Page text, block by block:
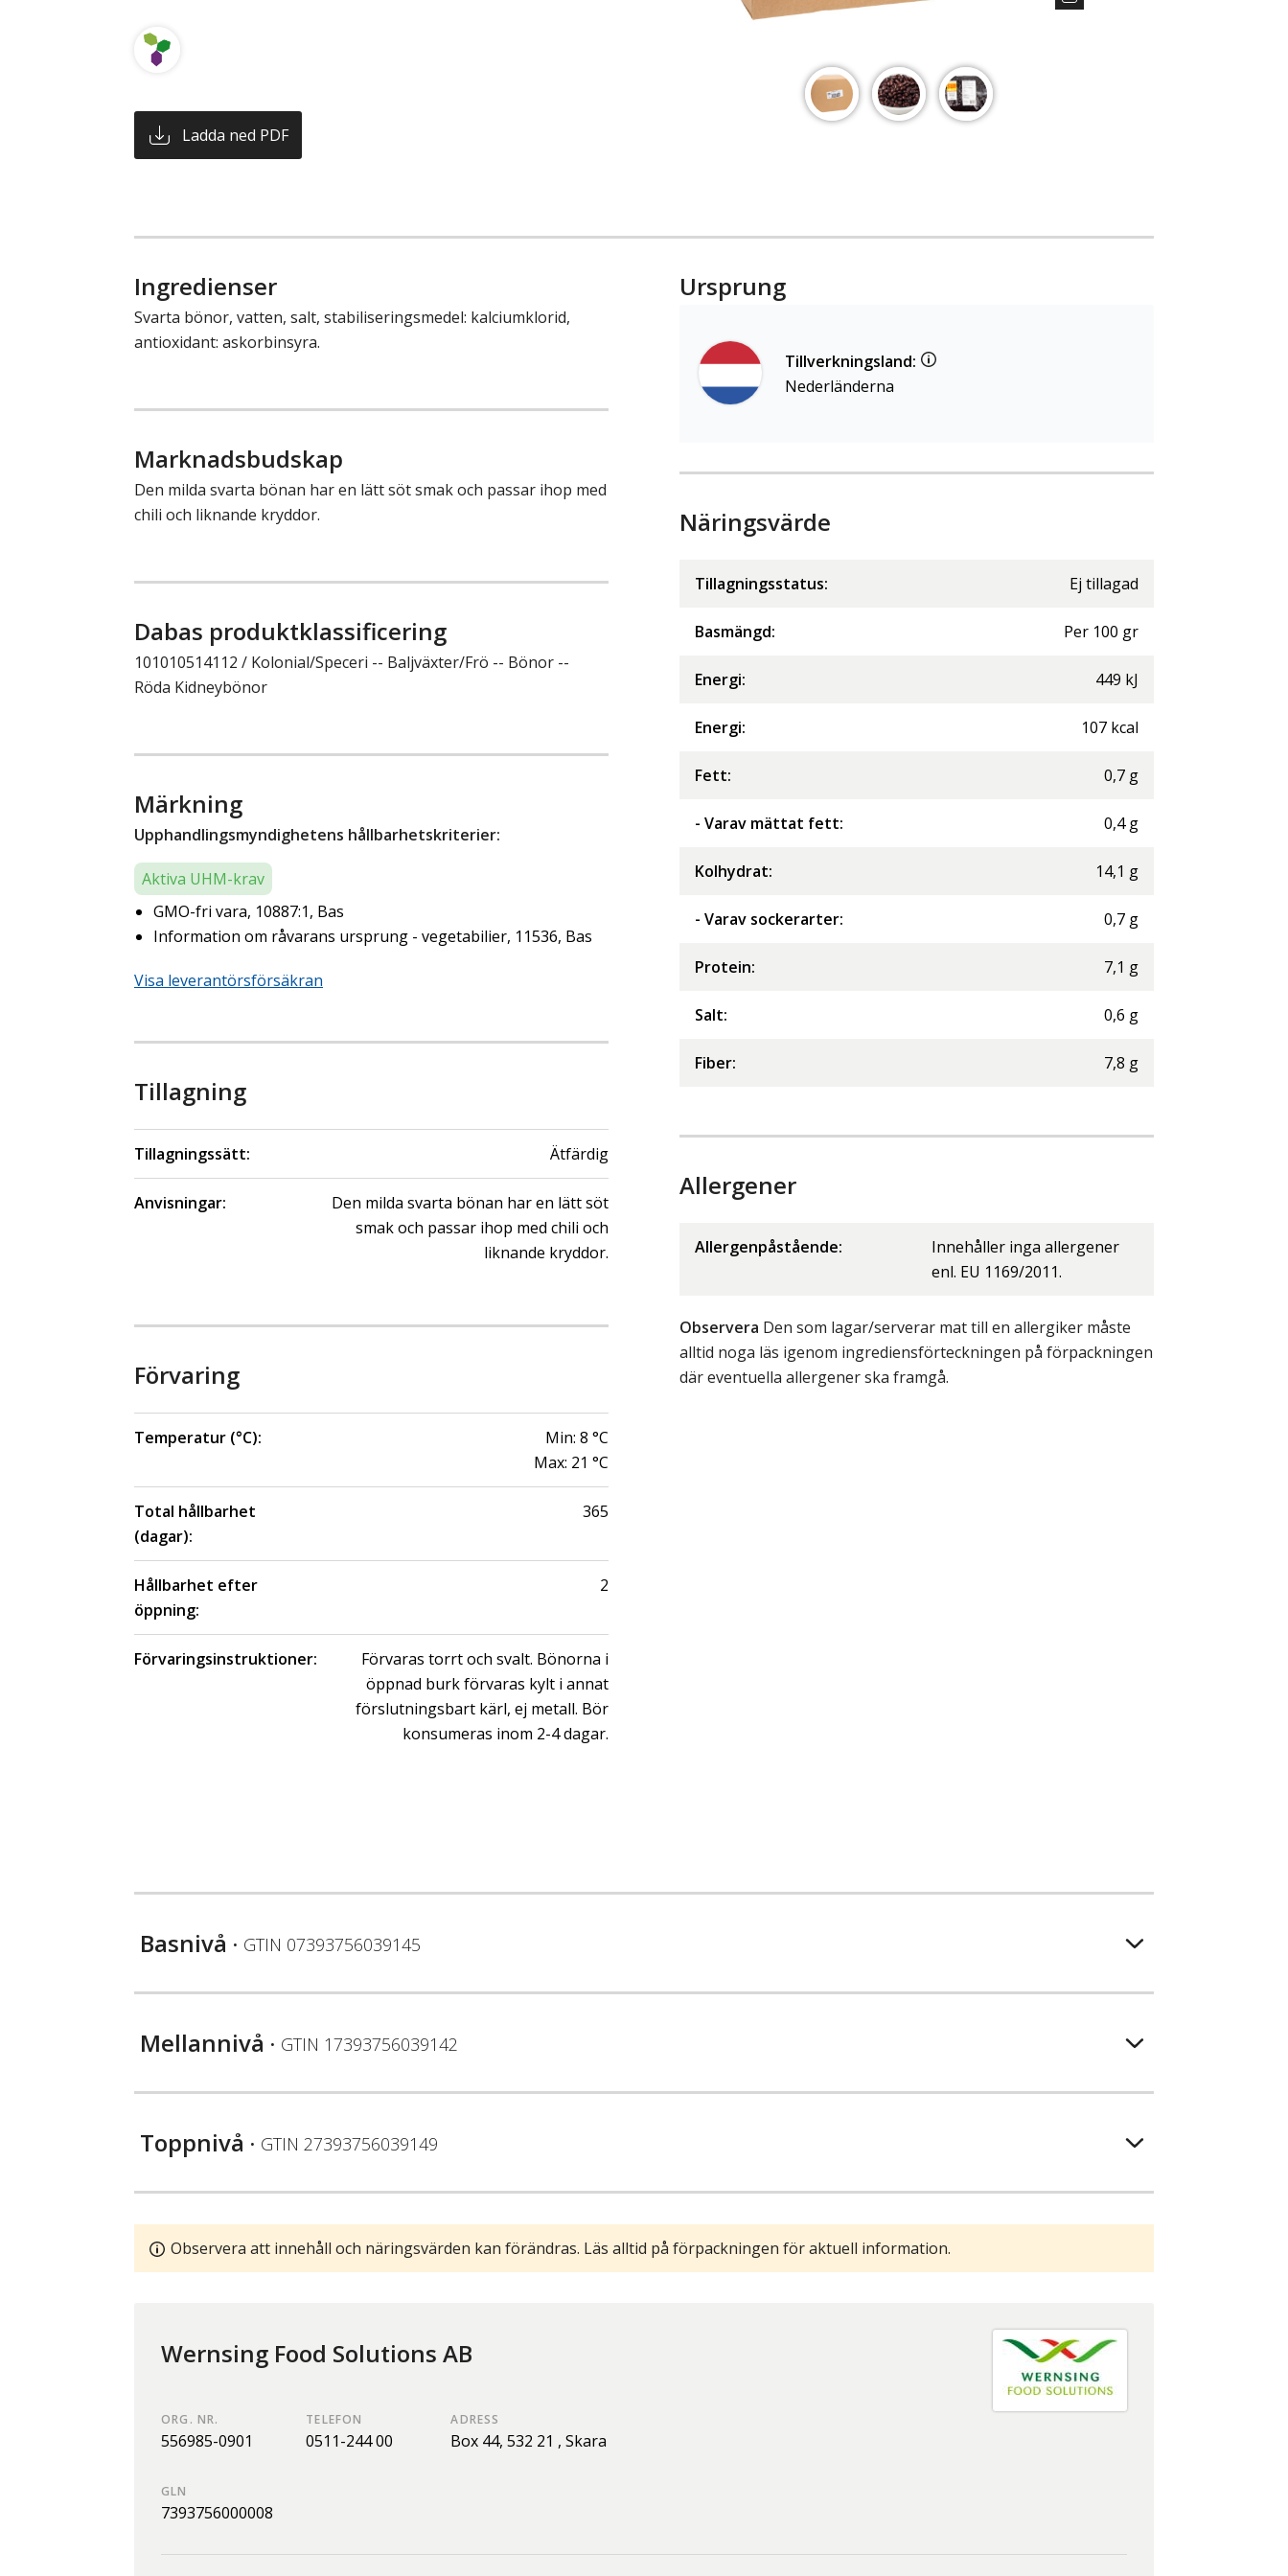
Ladda ned PDF
Ingredienser
Svarta bönor, vatten, salt, stabiliseringsmedel: kalciumklorid,
antioxidant: askorbinsyra.
Marknadsbudskap
Den milda svarta bönan har en lätt söt smak och passar ihop med
chili och liknande kryddor.
Dabas produktklassificering
101010514112 / Kolonial/Speceri -- Baljväxter/Frö -- Bönor --
Röda Kidneybönor
Märkning
Upphandlingsmyndighetens hållbarhetskriterier:
Aktiva UHM-krav
GMO-fri vara, 10887:1, Bas
Information om råvarans ursprung - vegetabilier, 11536, Bas
Visa leverantörsförsäkran
Tillagning
Tillagningssätt: Ätfärdig
Anvisningar:
Den milda svarta bönan har en lätt söt
smak och passar ihop med chili och
liknande kryddor.
Förvaring
Temperatur (°C): Min: 8 °C
Max: 21 °C
Total hållbarhet
(dagar):
365
Hållbarhet efter
öppning:
2
Förvaringsinstruktioner:
Förvaras torrt och svalt. Bönorna i
öppnad burk förvaras kylt i annat
förslutningsbart kärl, ej metall. Bör
konsumeras inom 2-4 dagar.
Ursprung
Tillverkningsland:
Nederländerna
Näringsvärde
Tillagningsstatus: Ej tillagad
Basmängd: Per 100 gr
Energi: 449 kJ
Energi: 107 kcal
Fett: 0,7 g
- Varav mättat fett: 0,4 g
Kolhydrat: 14,1 g
- Varav sockerarter: 0,7 g
Protein: 7,1 g
Salt: 0,6 g
Fiber: 7,8 g
Allergener
Allergenpåstående:
Innehåller inga allergener
enl. EU 1169/2011.
Observera Den som lagar/serverar mat till en allergiker måste
alltid noga läs igenom ingrediensförteckningen på förpackningen
där eventuella allergener ska framgå.
Basnivå • GTIN 07393756039145
Mellannivå • GTIN 17393756039142
Toppnivå • GTIN 27393756039149
Observera att innehåll och näringsvärden kan förändras. Läs alltid på förpackningen för aktuell information.
Wernsing Food Solutions AB
ORG. NR.
556985-0901
GLN
7393756000008
TELEFON
0511-244 00
ADRESS
Box 44,532 21 ,Skara